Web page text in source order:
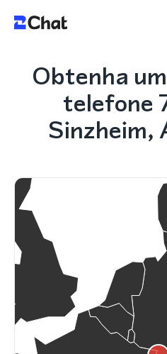
Obtenha
telefone
Sinzheim,